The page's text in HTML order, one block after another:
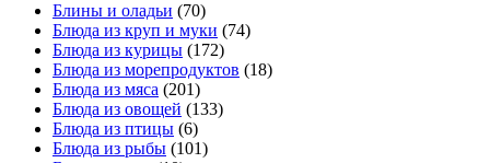
Блины и оладьи (70)
Блюда из круп и муки (74)
Блюда из курицы (172)
Блюда из морепродуктов (18)
Блюда из мяса (201)
Блюда из овощей (133)
Блюда из птицы (6)
Блюда из рыбы (101)